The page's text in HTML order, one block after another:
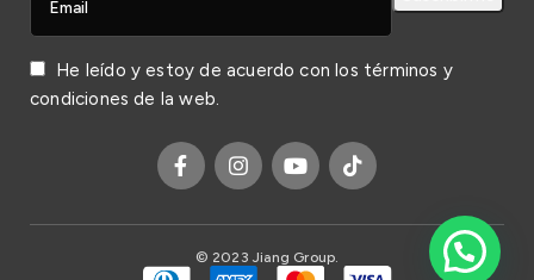
He leído y estoy de acuerdo con los términos y
condiciones de la web.
© 2023 Jiang Group.